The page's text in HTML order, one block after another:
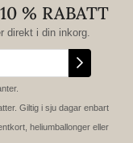
% RABATT
direkt i din inkorg.
Giltig i sju dagar enbart
heliumballonger eller